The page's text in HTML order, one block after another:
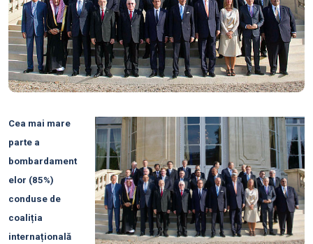
Cea mai mare
parte a
bombardament
elor (85%)
conduse de
coaliția
internațională